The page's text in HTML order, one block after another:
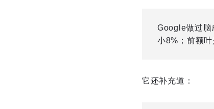
Google做过脑
小8%；前额叶
它还补充道：